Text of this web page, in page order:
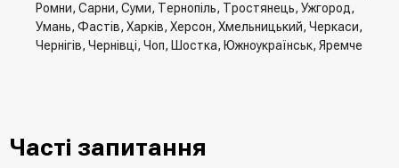
Ромни, Сарни, Суми, Тернопіль, Тростянець, Ужгород,
Умань, Фастів, Харків, Херсон, Хмельницький, Черкаси,
Чернігів, Чернівці, Чоп, Шостка, Южноукраїнськ, Яремче
Часті запитання